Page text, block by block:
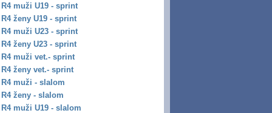
R4 muži U19 - sprint
R4 ženy U19 - sprint
R4 muži U23 - sprint
R4 ženy U23 - sprint
R4 muži vet.- sprint
R4 ženy vet.- sprint
R4 muži - slalom
R4 ženy - slalom
R4 muži U19 - slalom